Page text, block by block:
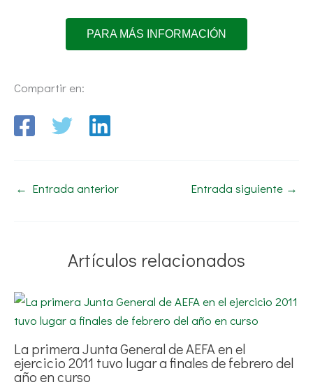
PARA MÁS INFORMACIÓN
Compartir en:
← Entrada anterior Entrada siguiente →
Artículos relacionados
La primera Junta General de AEFA en el
ejercicio 2011 tuvo lugar a finales de febrero del
año en curso